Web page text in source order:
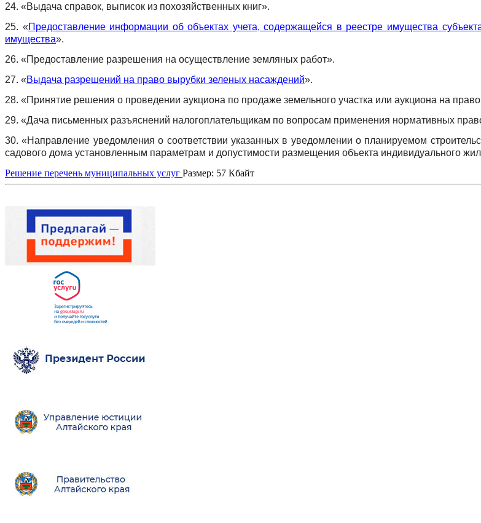
24. «Выдача справок, выписок из похозяйственных книг».
25. «Предоставление информации об объектах учета, содержащейся в реестре имущества
имущества».
26. «Предоставление разрешения на осуществление земляных работ».
27. «Выдача разрешений на право вырубки зеленых насаждений».
28. «Принятие решения о проведении аукциона по продаже земельного участка или аукциона на
29. «Дача письменных разъяснений налогоплательщикам по вопросам применения нормативных
30. «Направление уведомления о соответствии указанных в уведомлении о планируемом
садового дома установленным параметрам и допустимости размещения объекта индивидуального
Решение перечень муниципальных услуг Размер: 57 Кбайт